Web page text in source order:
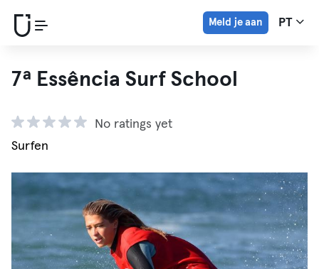
Meld je aan PT
7ª Essência Surf School
No ratings yet
Surfen